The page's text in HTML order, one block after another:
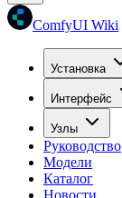
ComfyUI Wiki
Установка
Интерфейс
Узлы
Руководство
Модели
Каталог
Новости